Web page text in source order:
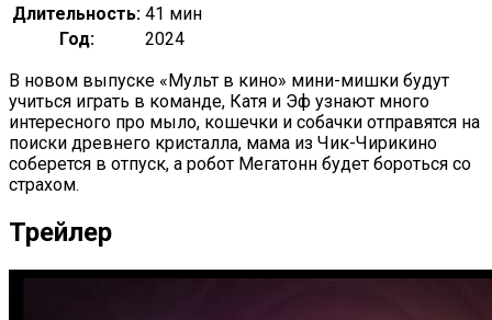
Длительность: 41 мин
Год:
2024
В новом выпуске «Мульт в кино» мини-мишки будут
учиться играть в команде, Катя и Эф узнают много
интересного про мыло, кошечки и собачки отправятся на
поиски древнего кристалла, мама из Чик-Чирикино
соберется в отпуск, а робот Мегатонн будет бороться со
страхом.
Трейлер